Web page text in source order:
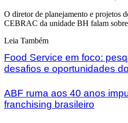
O diretor de planejamento e projetos
CEBRAC da unidade BH falam
Leia Também
Food Service em foco:
desafios e oportunidades
ABF ruma aos 40 anos
franchising brasileiro